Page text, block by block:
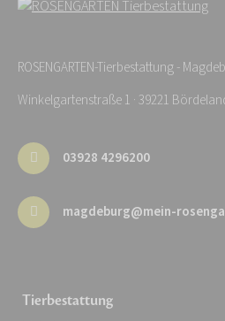
ROSENGARTEN-Tierbestattung -
Winkelgartenstraße 1 · 39221
03928 4296200
magdeburg@mein-
Tierbestattung